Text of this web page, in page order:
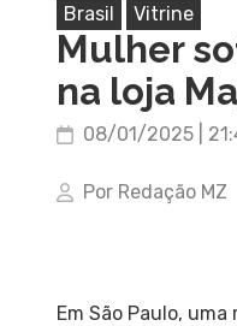
Brasil Vitrine
Mulher
na loja
08/01/2025 |
Por Redação MZ
Em São Paulo,